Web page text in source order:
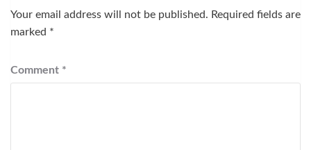
Your email address will not be published. Required fields are
marked *
Comment *